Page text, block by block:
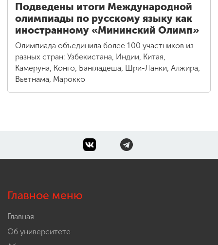
Подведены итоги Международной
олимпиады по русскому языку как
иностранному «Мининский Олимп»
Олимпиада объединила более 100 участников из
разных стран: Узбекистана, Индии, Китая,
Камеруна, Конго, Бангладеша, Шри-Ланки, Алжира,
Вьетнама, Марокко
Главное меню
Главная
Об университете